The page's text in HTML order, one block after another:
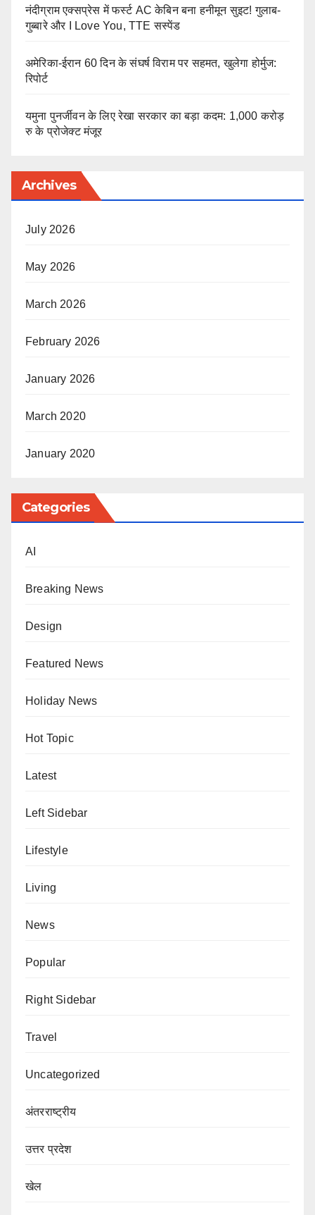
नंदीग्राम एक्सप्रेस में फर्स्ट AC केबिन बना हनीमून सुइट! गुलाब-
गुब्बारे और I Love You, TTE सस्पेंड
अमेरिका-ईरान 60 दिन के संघर्ष विराम पर सहमत, खुलेगा होर्मुज:
रिपोर्ट
यमुना पुनर्जीवन के लिए रेखा सरकार का बड़ा कदम: 1,000 करोड़
रु के प्रोजेक्ट मंजूर
Archives
July 2026
May 2026
March 2026
February 2026
January 2026
March 2020
January 2020
Categories
AI
Breaking News
Design
Featured News
Holiday News
Hot Topic
Latest
Left Sidebar
Lifestyle
Living
News
Popular
Right Sidebar
Travel
Uncategorized
अंतरराष्ट्रीय
उत्तर प्रदेश
खेल